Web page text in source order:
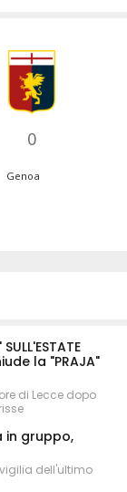
0
Genoa
la "PRAJA"
di Lecce dopo
in gruppo,
dell'ultimo